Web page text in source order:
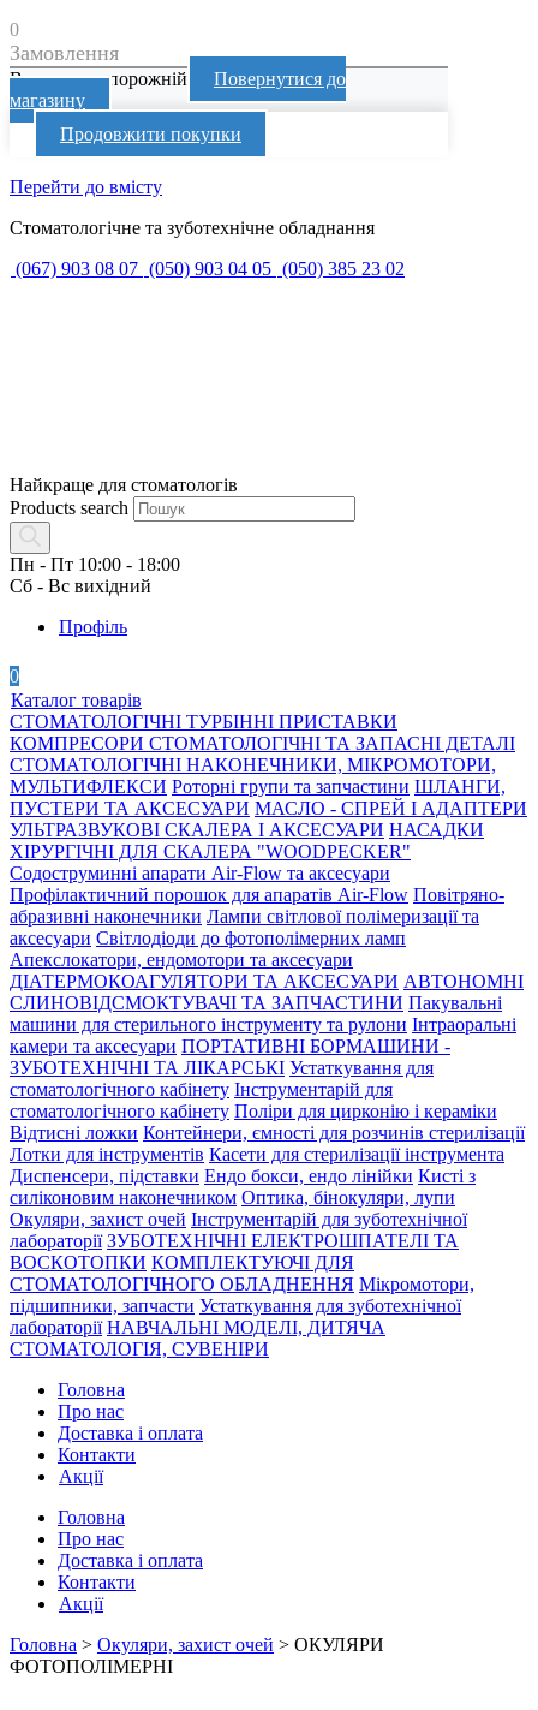
0
Замовлення
Ваш кошик порожній
Повернутися до
магазину
Продовжити покупки
Перейти до вмісту
Стоматологічне та зуботехнічне обладнання
(067) 903 08 07 (050) 903 04 05 (050) 385 23 02
Найкраще для стоматологів
Products search
Пн - Пт 10:00 - 18:00
Сб - Вс вихідний
Профіль
0
Каталог товарів
СТОМАТОЛОГІЧНІ ТУРБІННІ ПРИСТАВКИ
КОМПРЕСОРИ СТОМАТОЛОГІЧНІ ТА ЗАПАСНІ ДЕТАЛІ
СТОМАТОЛОГІЧНІ НАКОНЕЧНИКИ, МІКРОМОТОРИ,
МУЛЬТИФЛЕКСИ Роторні групи та запчастини ШЛАНГИ,
ПУСТЕРИ ТА АКСЕСУАРИ МАСЛО - СПРЕЙ І АДАПТЕРИ
УЛЬТРАЗВУКОВІ СКАЛЕРА І АКСЕСУАРИ НАСАДКИ
ХІРУРГІЧНІ ДЛЯ СКАЛЕРА "WOODPECKER"
Содоструминні апарати Air-Flow та аксесуари
Профілактичний порошок для апаратів Air-Flow Повітряно-
абразивні наконечники Лампи світлової полімеризації та
аксесуари Світлодіоди до фотополімерних ламп
Апекслокатори, ендомотори та аксесуари
ДІАТЕРМОКОАГУЛЯТОРИ ТА АКСЕСУАРИ АВТОНОМНІ
СЛИНОВІДСМОКТУВАЧІ ТА ЗАПЧАСТИНИ Пакувальні
машини для стерильного інструменту та рулони Інтраоральні
камери та аксесуари ПОРТАТИВНІ БОРМАШИНИ -
ЗУБОТЕХНІЧНІ ТА ЛІКАРСЬКІ Устаткування для
стоматологічного кабінету Інструментарій для
стоматологічного кабінету Поліри для цирконію і кераміки
Відтисні ложки Контейнери, ємності для розчинів стерилізації
Лотки для інструментів Касети для стерилізації інструмента
Диспенсери, підставки Ендо бокси, ендо лінійки Кисті з
силіконовим наконечником Оптика, бінокуляри, лупи
Окуляри, захист очей Інструментарій для зуботехнічної
лабораторії ЗУБОТЕХНІЧНІ ЕЛЕКТРОШПАТЕЛІ ТА
ВОСКОТОПКИ КОМПЛЕКТУЮЧІ ДЛЯ
СТОМАТОЛОГІЧНОГО ОБЛАДНЕННЯ Мікромотори,
підшипники, запчасти Устаткування для зуботехнічної
лабораторії НАВЧАЛЬНІ МОДЕЛІ, ДИТЯЧА
СТОМАТОЛОГІЯ, СУВЕНІРИ
Головна
Про нас
Доставка і оплата
Контакти
Акції
Головна
Про нас
Доставка і оплата
Контакти
Акції
Головна > Окуляри, захист очей > ОКУЛЯРИ
ФОТОПОЛІМЕРНІ